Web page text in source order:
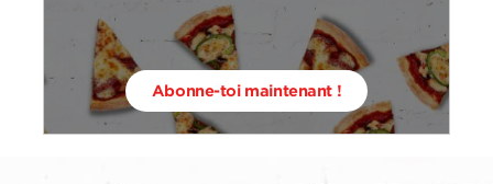
Abonne-toi maintenant !